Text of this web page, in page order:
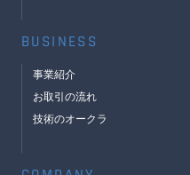
BUSINESS
事業紹介
お取引の流れ
技術のオークラ